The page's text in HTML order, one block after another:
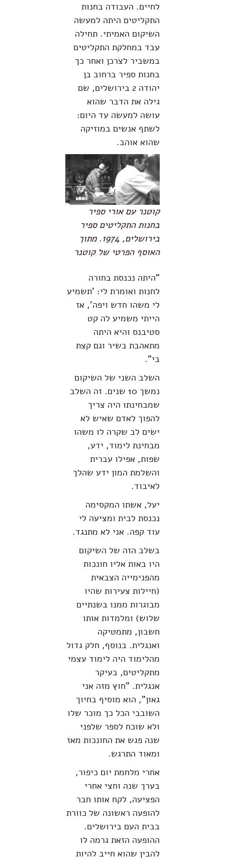
לחיים. העבודה בחנות
התקליטים היתה למעשה
השיקום האמיתי. תחילה
עבד במחלקת התקליטים
במשביר לצרכן ואחר כך
בחנות ספיר ברחוב בן
יהודה 2 בירושלים, שם
גילה את הדבר שהוא
עושה למעשה עד היום:
לשתף אנשים במוזיקה
שהוא אוהב.
קוטנר עם אורי ספיר
בחנות התקליטים ספיר
בירושלים, 1974. מתוך
האוסף הפרטי של קוטנר
"היתה נכנסת בחורה
לחנות ואומרת לי: 'תשמיע
לי משהו חדש ויפה', אז
הייתי משמיע לה קט
סטיבנס והיא היתה
מתאהבת בשיר וגם קצת
בי".
השלב השני של השיקום
נמשך 10 שנים. זה השלב
שמבחינתו היה צריך
להפוך לאדם שאיש לא
ישים לב שקרה לו משהו
מבחינת לימוד, ידע,
שפות, אפילו עברית
והשלמת המון ידע שהלך
לאיבוד.
יעל, אשתו המקסימה
נכנסת לבית ומציעה לי
עוד קפה. אני לא מתנגד.
בשלב הזה של השיקום
היו באות אליו חונכות
מהפנימייה הצבאית
(חיילות צעירות שהיו
מבוגרות ממנו בשנתיים
שלוש) ומלמדות אותו
חשבון, מתמטיקה
ואנגלית. בנוסף, חלק גדול
מהלימוד היה לימוד עצמי
מתקליטים, בעיקר
אנגלית. "חוץ מזה אני
גאון", הוא מוסיף בחיוך
השובבי הכל כך מוכר שלו
ולא שוכח לספר שלפני
שנה פגש את החונכות מאז
ומאוד התרגש.
אחרי מלחמת יום כיפור,
בערך שנה וחצי אחרי
הפציעה, לקח אותו חבר
להופעה ראשונה של כוורת
בבית העם בירושלים.
ההופעה הזאת גרמה לו
להבין שהוא חייב להיות